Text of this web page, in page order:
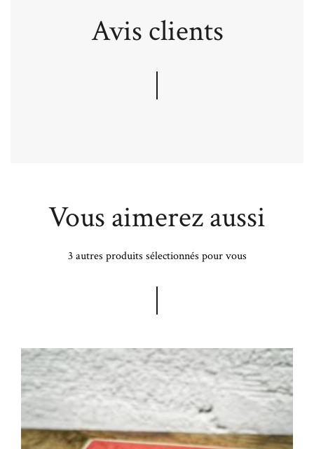
Avis clients
Vous aimerez aussi
3 autres produits sélectionnés pour vous